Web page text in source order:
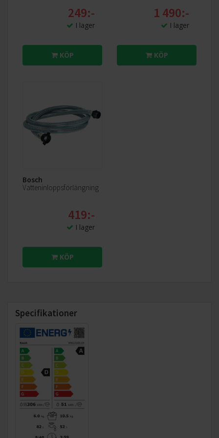
effektiva energibesparingssystem uppnår Boschs
tvättmaskiner kraven för den bästa energiklassen, A, vid
varje tvätt utan att kompromissa med resultaten.
Oavsett hur lite du tvättar. Vår Active Water Plus-teknik
levererar perfekta resultat samtidigt som bara precis så
vattenanvändning även vid mindre tvättar. Den riktigt
effektiva tekniken för vattenanvändning känner automatiskt
249:-
I lager
KÖP
1 490:-
I lager
KÖP
Bosch
Vatteninloppsförlängning
419:-
I lager
KÖP
Specifikationer